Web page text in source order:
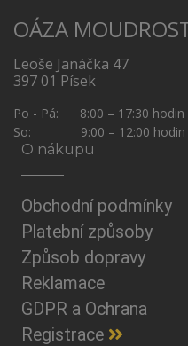
OÁZA
Leoše Janáčka 47
397 01 Písek
Po - Pá: 8:00 – 17:30 hodin
So: 9:00 – 12:00 hodin
O nákupu
Obchodní podmínky
Platební způsoby
Způsob dopravy
Reklamace
GDPR a Ochrana
Registrace